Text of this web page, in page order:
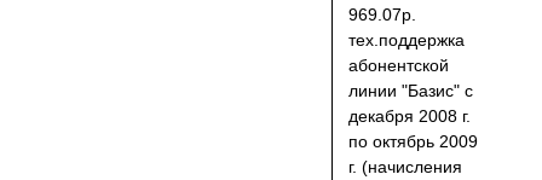
969.07р.
тех.поддержка
абонентской
линии "Базис" с
декабря 2008 г.
по октябрь 2009
г. (начисления